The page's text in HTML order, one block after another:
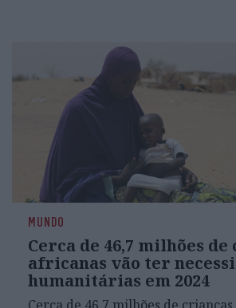
MUNDO
Cerca de 46,7 milhões
africanas vão ter
humanitárias em 2024
Cerca de 46,7 milhões de